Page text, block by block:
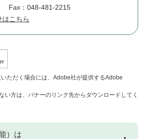
Fax：048-481-2215
はこちら
ただく場合には、Adobe社が提供するAdobe
い方は、バナーのリンク先からダウンロードしてく
）は